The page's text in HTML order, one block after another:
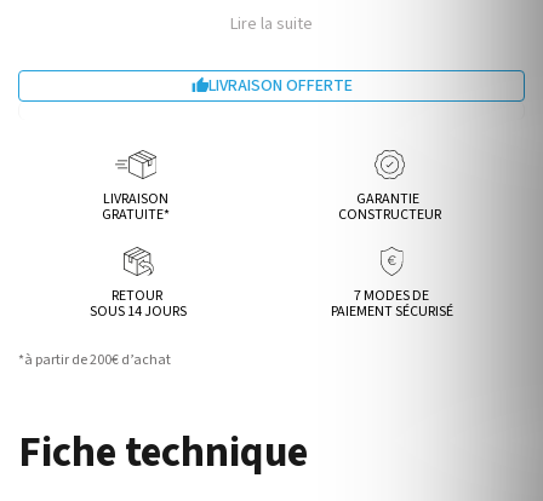
Lire la suite
LIVRAISON OFFERTE
LIVRAISON
GRATUITE*
GARANTIE
CONSTRUCTEUR
RETOUR
SOUS 14 JOURS
7 MODES DE
PAIEMENT SÉCURISÉ
*à partir de 200€ d’achat
Fiche technique